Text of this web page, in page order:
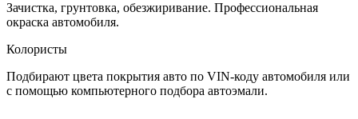
Зачистка, грунтовка, обезжиривание. Профессиональная
окраска автомобиля.
Колористы
Подбирают цвета покрытия авто по VIN-коду автомобиля или
с помощью компьютерного подбора автоэмали.